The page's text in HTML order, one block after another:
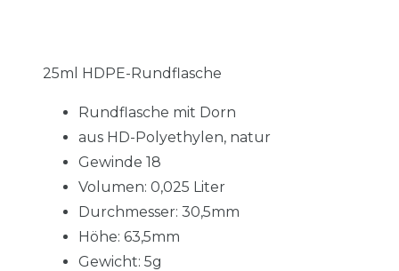
25ml HDPE-Rundflasche
Rundflasche mit Dorn
aus HD-Polyethylen, natur
Gewinde 18
Volumen: 0,025 Liter
Durchmesser: 30,5mm
Höhe: 63,5mm
Gewicht: 5g